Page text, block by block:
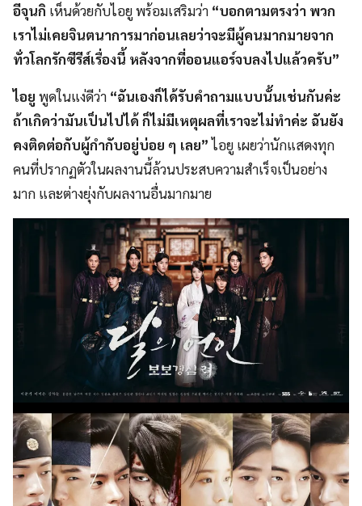
อีจุนกิ เห็นด้วยกับไอยู พร้อมเสริมว่า “บอกตามตรงว่า พวก
เราไม่เคยจินตนาการมาก่อนเลยว่าจะมีผู้คนมากมายจาก
ทั่วโลกรักซีรีส์เรื่องนี้ หลังจากที่ออนแอร์จบลงไปแล้วครับ”
ไอยู พูดในแง่ดีว่า “ฉันเองก็ได้รับคำถามแบบนั้นเช่นกันค่ะ
ถ้าเกิดว่ามันเป็นไปได้ ก็ไม่มีเหตุผลที่เราจะไม่ทำค่ะ ฉันยัง
คงติดต่อกับผู้กำกับอยู่บ่อย ๆ เลย”ไอยู เผยว่านักแสดงทุก
คนที่ปรากฏตัวในผลงานนี้ล้วนประสบความสำเร็จเป็นอย่าง
มาก และต่างยุ่งกับผลงานอื่นมากมาย